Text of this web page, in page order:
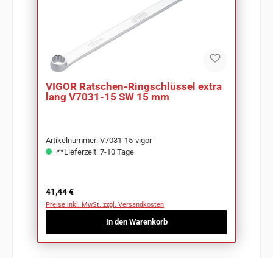
VIGOR Ratschen-Ringschlüssel extra
lang V7031-15 SW 15 mm
Artikelnummer: V7031-15-vigor
**Lieferzeit: 7-10 Tage
Regulärer Preis:
41,44 €
Preise inkl. MwSt. zzgl. Versandkosten
In den Warenkorb